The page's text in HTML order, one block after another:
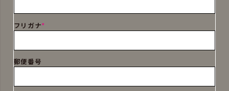
フリガナ*
郵便番号